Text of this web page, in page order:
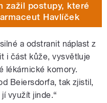
zažil postupy, které
Havlíček
a odstranit náplast z
i část kůže, vysvětluje
lékárnické komory.
Beiersdorfa, tak zjistil,
využít jinde.“